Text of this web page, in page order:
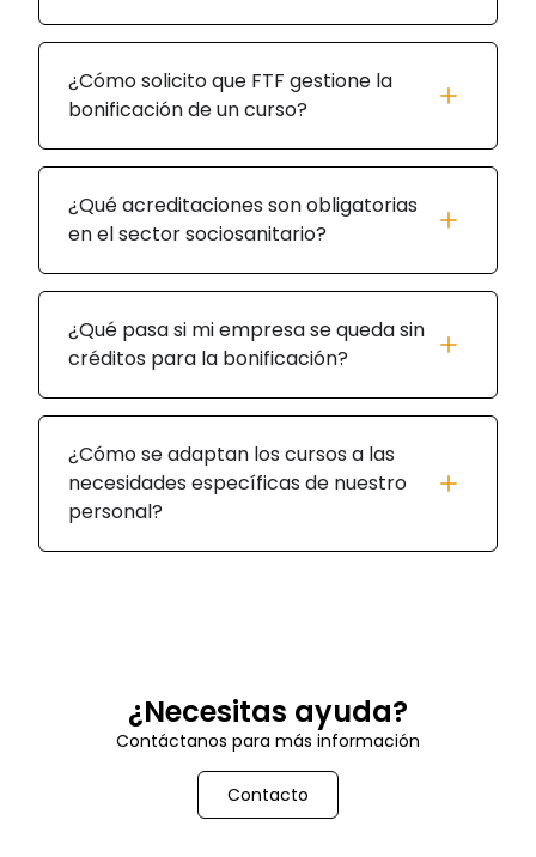
¿Cómo solicito que FTF gestione la
bonificación de un curso?
¿Qué acreditaciones son obligatorias
en el sector sociosanitario?
¿Qué pasa si mi empresa se queda sin
créditos para la bonificación?
¿Cómo se adaptan los cursos a las
necesidades específicas de nuestro
personal?
¿Necesitas ayuda?
Contáctanos para más información
Contacto